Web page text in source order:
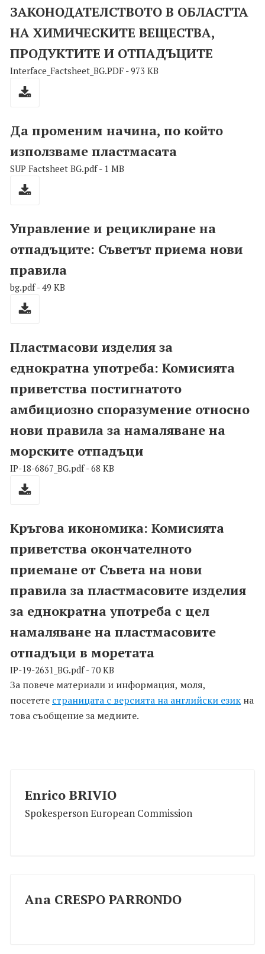
ЗАКОНОДАТЕЛСТВОТО В ОБЛАСТТА
НА ХИМИЧЕСКИТЕ ВЕЩЕСТВА,
ПРОДУКТИТЕ И ОТПАДЪЦИТЕ
Interface_Factsheet_BG.PDF - 973 KB
Да променим начина, по който
използваме пластмасата
SUP Factsheet BG.pdf - 1 MB
Управление и рециклиране на
отпадъците: Съветът приема нови
правила
bg.pdf - 49 KB
Пластмасови изделия за
еднократна употреба: Комисията
приветства постигнатото
амбициозно споразумение относно
нови правила за намаляване на
морските отпадъци
IP-18-6867_BG.pdf - 68 KB
Кръгова икономика: Комисията
приветства окончателното
приемане от Съвета на нови
правила за пластмасовите изделия
за еднократна употреба с цел
намаляване на пластмасовите
отпадъци в моретата
IP-19-2631_BG.pdf - 70 KB
За повече материали и информация, моля,
посетете страницата с версията на английски език на
това съобщение за медиите.
Enrico BRIVIO
Spokesperson European Commission
Ana CRESPO PARRONDO